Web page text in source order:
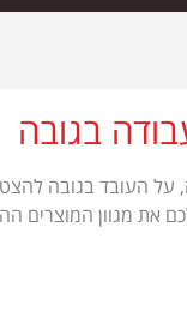
בגובה
העובד בגובה
את מגוון המוצרים